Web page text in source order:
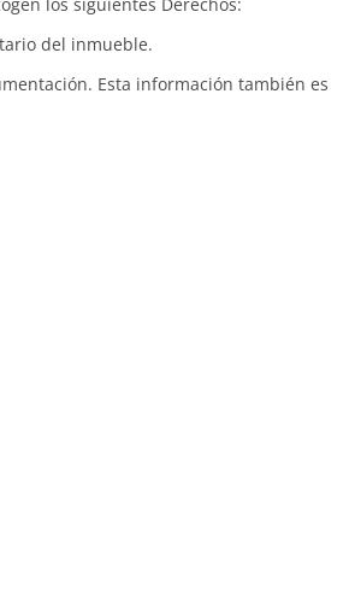
del inmueble.
Esta información también es